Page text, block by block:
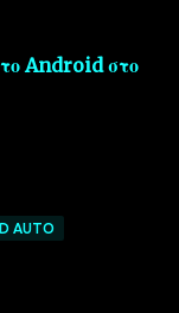
Android στο
AUTO